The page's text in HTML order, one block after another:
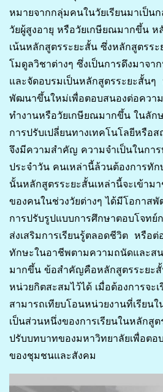
หมายจากกลุ่มคนในวัยเรียนมาเป็น
วัยผู้สูงอายุ หรือวัยเกษียณมากขึ้น ห
เน้นหลักสูตรระยะสั้น ซึ่งหลักสูตรร
โมดูลวิชาต่างๆ ซึ่งเป็นการดึงมาจา
และจัดอบรมเป็นหลักสูตรระยะสั้นๆ
พัฒนาขึ้นใหม่เพื่อตอบสนองต่อควา
ทำงานหรือวัยเกษียณมากขึ้น ในลัก
การปรับเปลี่ยนทางเทคโนโลยีหรือ
จึงมีความสำคัญ ความจำเป็นในกา
ประจำวัน คนเหล่านี้ล้วนต้องการทั
นั้นหลักสูตรระยะสั้นเหล่านี้จะเข้าม
ของคนในช่วงวัยต่างๆ ได้มีโอกาส
การปรับรูปแบบการศึกษาตอบโจทย์
ส่งเสริมการเรียนรู้ตลอดชีวิต หรือ
ทักษะในอาชีพตามความถนัดและส
มากขึ้น ข้อสำคัญคือหลักสูตรระยะสั้
หน่วยกิตสะสมไว้ได้ เมื่อต้องการจะ
สามารถเทียบโอนหน่วยงานที่เรียน
เป็นส่วนหนึ่งของการเรียนในหลักสู
ปรับบทบาทของมหาวิทยาลัยเพื่อตอ
ของชุมชนและสังคม